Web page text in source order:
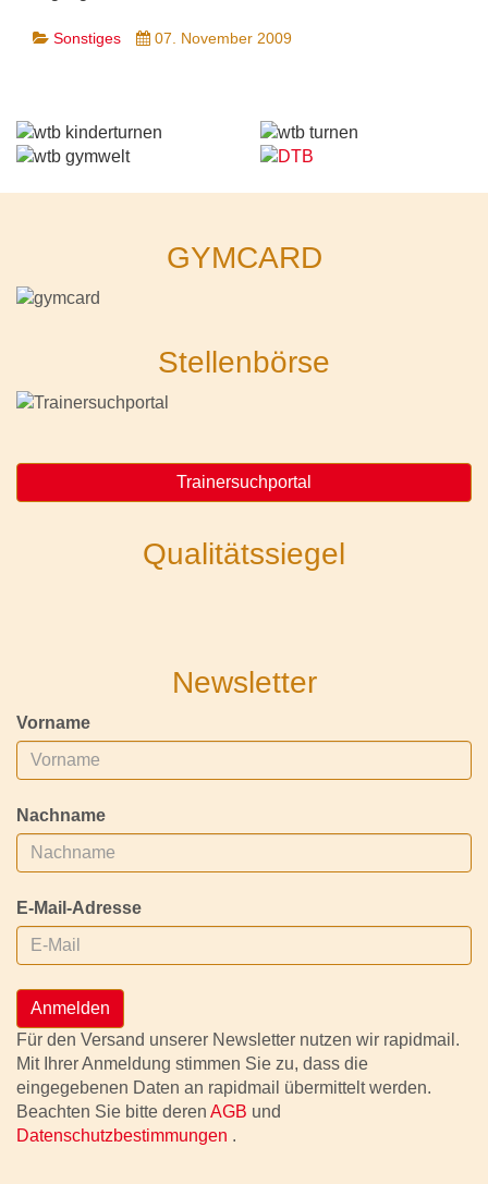
Sonstiges 07. November 2009
GYMCARD
Stellenbörse
Trainersuchportal
Qualitätssiegel
Newsletter
Vorname
Nachname
E-Mail-Adresse
Anmelden
Für den Versand unserer Newsletter nutzen wir rapidmail.
Mit Ihrer Anmeldung stimmen Sie zu, dass die
eingegebenen Daten an rapidmail übermittelt werden.
Beachten Sie bitte deren AGB und
Datenschutzbestimmungen .